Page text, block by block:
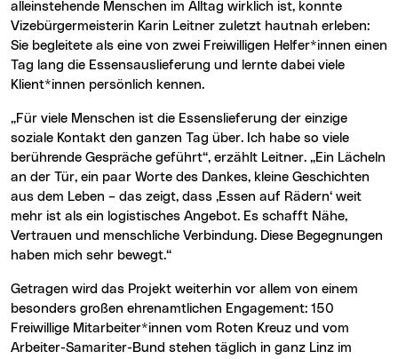
alleinstehende Menschen im Alltag wirklich ist, konnte
Vizebürgermeisterin Karin Leitner zuletzt hautnah erleben:
Sie begleitete als eine von zwei Freiwilligen Helfer*innen einen
Tag lang die Essensauslieferung und lernte dabei viele
Klient*innen persönlich kennen.
„Für viele Menschen ist die Essenslieferung der einzige
soziale Kontakt den ganzen Tag über. Ich habe so viele
berührende Gespräche geführt“, erzählt Leitner. „Ein Lächeln
an der Tür, ein paar Worte des Dankes, kleine Geschichten
aus dem Leben – das zeigt, dass ‚Essen auf Rädern‘ weit
mehr ist als ein logistisches Angebot. Es schafft Nähe,
Vertrauen und menschliche Verbindung. Diese Begegnungen
haben mich sehr bewegt.“
Getragen wird das Projekt weiterhin vor allem von einem
besonders großen ehrenamtlichen Engagement: 150
Freiwillige Mitarbeiter*innen vom Roten Kreuz und vom
Arbeiter-Samariter-Bund stehen täglich in ganz Linz im